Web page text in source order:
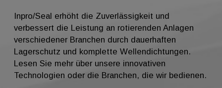
Inpro/Seal erhöht die Zuverlässigkeit und
verbessert die Leistung an rotierenden Anlagen
verschiedener Branchen durch dauerhaften
Lagerschutz und komplette Wellendichtungen.
Lesen Sie mehr über unsere innovativen
Technologien oder die Branchen, die wir bedienen.